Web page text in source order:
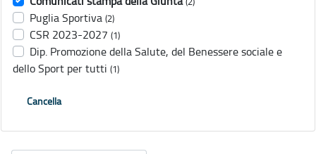
Puglia Sportiva (2)
CSR 2023-2027 (1)
Dip. Promozione della Salute, del Benessere sociale e
dello Sport per tutti (1)
Cancella